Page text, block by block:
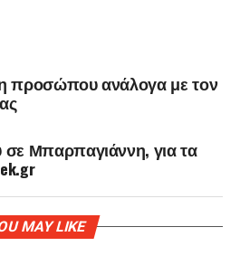
προσώπου ανάλογα με τον
Μπαρπαγιάννη, για τα
MAY LIKE